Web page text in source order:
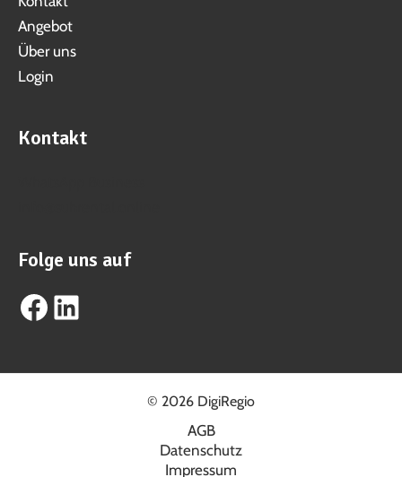
Angebot
Über uns
Login
Kontakt
Folge uns auf
Facebook
LinkedIn
© 2026 DigiRegio
AGB
Datenschutz
Impressum